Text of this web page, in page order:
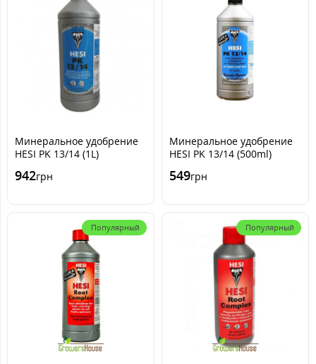
Минеральное удобрение
HESI PK 13/14 (1L)
942грн
Минеральное удобрение
HESI PK 13/14 (500ml)
549грн
Популярный Популярный